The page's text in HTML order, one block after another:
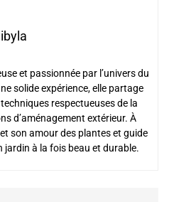
et passionnée par l’univers du
solide expérience, elle partage
respectueuses de la
d’aménagement extérieur. À
son amour des plantes et guide
jardin à la fois beau et durable.